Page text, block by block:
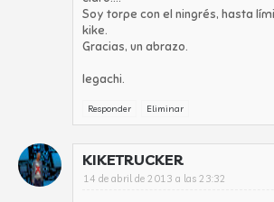
Soy torpe con el ningrés, hasta
kike.
Gracias, un abrazo.
legachi.
Responder Eliminar
KIKETRUCKER
14 de abril de 2013 a las 23:32